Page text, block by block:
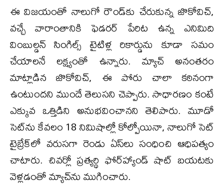
ఈ విజయంతో నాలుగో రౌండ్‌కు చేరుకున్న జొకోవిచ్,
వచ్చే వారాంతానికి ఫెడరర్ పేరిట ఉన్న ఎనిమిది
వింబుల్డన్ సింగిల్స్ టైటిళ్ల రికార్డును కూడా సమం
చేయాలనే లక్ష్యంతో ఉన్నారు. మ్యాచ్ అనంతరం
మాట్లాడిన జొకోవిచ్, ఈ పోరు చాలా కఠినంగా
ఉంటుందని ముందే తెలుసని చెప్పారు. సాధారణం కంటే
ఎక్కువ ఒత్తిడిని అనుభవించానని తెలిపారు. మూడో
సెట్‌ను కేవలం 18 నిమిషాల్లో కోల్పోయినా, నాలుగో సెట్
టైబ్రేక్‌లో వరుసగా రెండు ఏస్‌లు సంధించి ఆధిపత్యం
చాటారు. చివర్లో ప్రత్యర్థి ఫోర్‌హ్యాండ్ షాట్ బయటకు
వెళ్లడంతో మ్యాచ్‌ను ముగించారు.